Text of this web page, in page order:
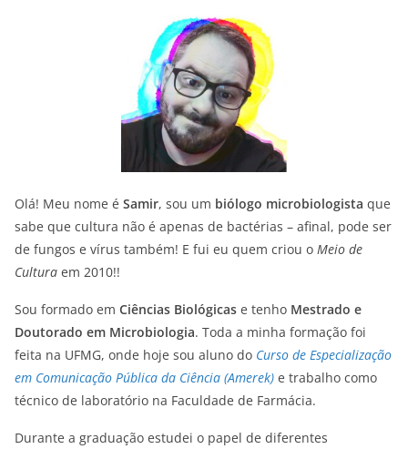
Olá! Meu nome é Samir, sou um biólogo microbiologista que
sabe que cultura não é apenas de bactérias – afinal, pode ser
de fungos e vírus também! E fui eu quem criou o Meio de
Cultura em 2010!!
Sou formado em Ciências Biológicas e tenho Mestrado e
Doutorado em Microbiologia. Toda a minha formação foi
feita na UFMG, onde hoje sou aluno do Curso de Especialização
em Comunicação Pública da Ciência (Amerek) e trabalho como
técnico de laboratório na Faculdade de Farmácia.
Durante a graduação estudei o papel de diferentes